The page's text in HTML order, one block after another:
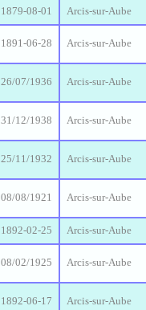
1879-08-01 Arcis-sur-Aube
1891-06-28 Arcis-sur-Aube
26/07/1936 Arcis-sur-Aube
31/12/1938 Arcis-sur-Aube
25/11/1932 Arcis-sur-Aube
08/08/1921 Arcis-sur-Aube
1892-02-25 Arcis-sur-Aube
08/02/1925 Arcis-sur-Aube
1892-06-17 Arcis-sur-Aube